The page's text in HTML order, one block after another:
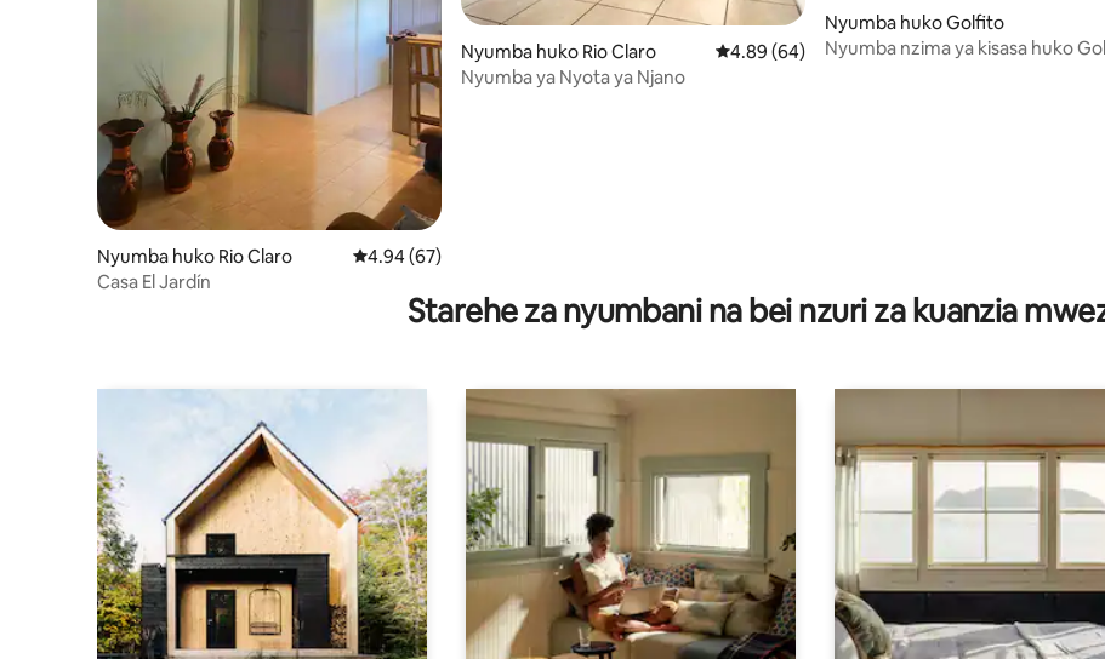
Nyumba huko Rio Claro Ukadiriaji wa wastani wa 4.94 kati ya 5, tathmini 67
4.94 (67)
Casa El Jardín
Nyumba huko Rio Claro Ukadiriaji wa wastani wa 4.89 kati ya 5,
4.89 (64)
Nyumba ya Nyota ya Njano
Nyumba huko Golfito
Nyumba nzima ya kisasa huko
Starehe za nyumbani na bei nzuri za kuanzia